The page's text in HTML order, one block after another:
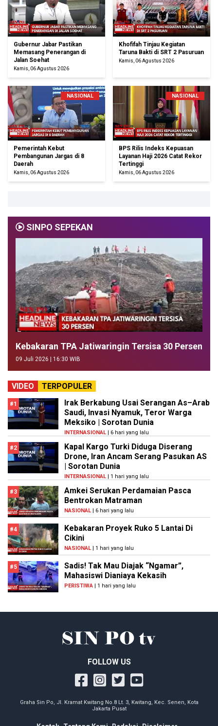
Gubernur Jabar Pastikan
Memasang Penerangan di
Jalan Soehat
Kamis, 06 Agustus 2026
Khofifah Tinjau Kegiatan
Taruna Bakti di SRT 2 Pasuruan
Kamis, 06 Agustus 2026
NASIONAL
Pemerintah Kebut
Pembangunan Jargas di 8
Daerah
Kamis, 06 Agustus 2026
NASIONAL
BPS Rilis Indeks Kepuasan
Layanan Haji 2026 Catat Rekor
Tertinggi
Kamis, 06 Agustus 2026
SINPO SEPEKAN
Kebakaran TPA Jatiwaringin Tersisa 30 Persen
09 Juli 2026 | 16:30 WIB
VIDEO TERPOPULER
#1
Irak Berkabung Usai Serangan As–Arab
Saudi, Invasi Nyamuk, Teror Warga
Meksiko | Sorotan Dunia
INTERNASIONAL | 6 hari yang lalu
#2
Kapal Kargo Turki Diduga Diserang
Drone, Iran Ancam Serang Pasukan AS
| Sorotan Dunia
INTERNASIONAL | 1 hari yang lalu
#3
Amkei Serukan Perdamaian Pasca
Bentrokan Matraman
NASIONAL | 6 hari yang lalu
#4
Kebakaran Proyek Ruko 5 Lantai Di
Cikini
NASIONAL | 1 hari yang lalu
#5
Sadis! Tak Mau Diajak “Ngamar”,
Mahasiswi Dianiaya Kekasih
PERISTIWA | 1 hari yang lalu
FOLLOW US
Graha Sin Po, Jl. Kramat Kwitang No.8 Lt. 3, Kwitang, Kec. Senen, Kota
Jakarta Pusat